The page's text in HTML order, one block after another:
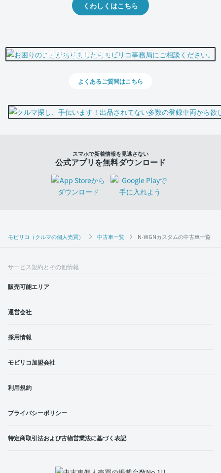
モビリコ（クルマの個人売買） 中古車一覧 N-WGNカスタムの中古車一覧
くわしくはこちら
0800-500-5500
よくあるご質問はこちら
スマホで新着情報を見逃さない
公式アプリを無料ダウンロード
サービス規約とその他情報
販売可能エリア
運営会社
採用情報
モビリコ加盟会社
利用規約
プライバシーポリシー
特定商取引法および古物営業法に基づく表記